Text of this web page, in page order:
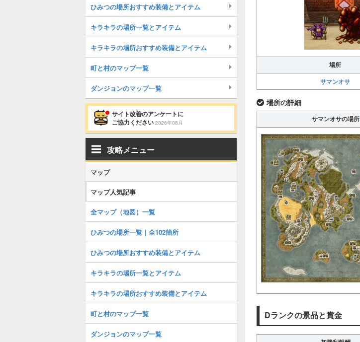
場所
サマンオサ
場所の詳細
サマンオサの場所
Dランクの景品と賞金
ひみつの場所おすすめ装備とアイテム
キラキラの場所一覧とアイテム
キラキラの場所おすすめ装備とアイテム
町と村のマップ一覧
ダンジョンのマップ一覧
サイト改善のアンケートに
ご協力ください 2026年08月
攻略メニュー
マップ
マップ人気記事
全マップ（地図）一覧
ひみつの場所一覧｜全102箇所
ひみつの場所おすすめ装備とアイテム
キラキラの場所一覧とアイテム
キラキラの場所おすすめ装備とアイテム
町と村のマップ一覧
ダンジョンのマップ一覧